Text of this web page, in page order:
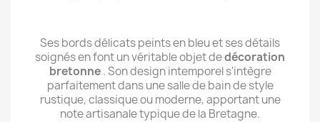
Ses bords délicats peints en bleu et ses détails
soignés en font un véritable objet dedécoration
bretonne. Son design intemporel s'intègre
parfaitement dans une salle de bain de style
rustique, classique ou moderne, apportant une
note artisanale typique de la Bretagne.